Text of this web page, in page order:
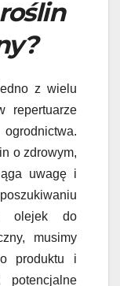
z wielu
repertuarze
o zdrowym,
uwagę i
olejek do
musimy
produktu i
potencjalne